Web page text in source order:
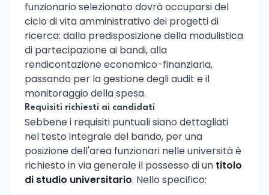
funzionario selezionato dovrà occuparsi del
ciclo di vita amministrativo dei progetti di
ricerca: dalla predisposizione della modulistica
di partecipazione ai bandi, alla
rendicontazione economico-finanziaria,
passando per la gestione degli audit e il
monitoraggio della spesa.
Requisiti richiesti ai candidati
Sebbene i requisiti puntuali siano dettagliati
nel testo integrale del bando, per una
posizione dell'area funzionari nelle università è
richiesto in via generale il possesso di un titolo
di studio universitario. Nello specifico: